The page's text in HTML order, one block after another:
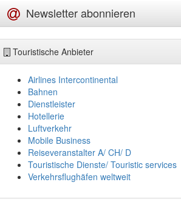
Newsletter abonnieren
Touristische Anbieter
Airlines Intercontinental
Bahnen
Dienstleister
Hotellerie
Luftverkehr
Mobile Business
Reiseveranstalter A/ CH/ D
Touristische Dienste/ Touristic services
Verkehrsflughäfen weltweit